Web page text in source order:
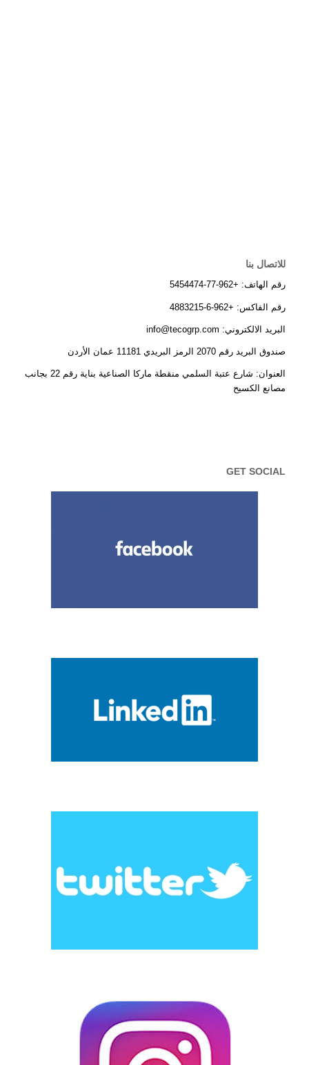
للاتصال بنا
رقم الهاتف: +962-77-5454474
رقم الفاكس: +962-6-4883215
البريد الالكتروني: info@tecogrp.com
صندوق البريد رقم 2070 الرمز البريدي 11181 عمان الأردن
العنوان: شارع عتبة السلمي منقطة ماركا الصناعية بناية رقم 22 بجانب
مصانع الكسيح
GET SOCIAL